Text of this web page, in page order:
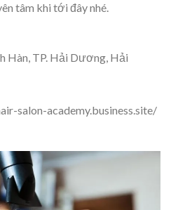
tâm khi tới đây nhé.
Hàn, TP. Hải Dương, Hải
salon-academy.business.site/